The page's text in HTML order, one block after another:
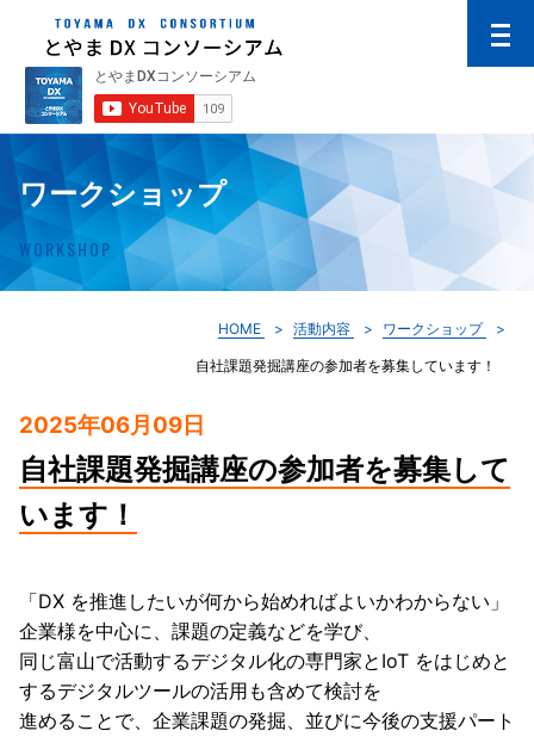
ワークショップ
WORKSHOP
HOME 活動内容 ワークショップ
自社課題発掘講座の参加者を募集しています！
2025年06月09日
自社課題発掘講座の参加者を募集して
います！
「DX を推進したいが何から始めればよいかわからない」
企業様を中心に、課題の定義などを学び、
同じ富山で活動するデジタル化の専門家とIoT をはじめと
するデジタルツールの活用も含めて検討を
進めることで、企業課題の発掘、並びに今後の支援パート